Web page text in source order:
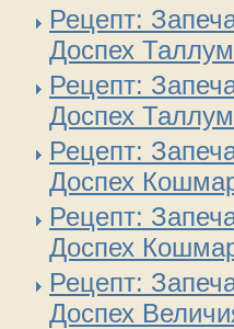
Рецепт:
Доспех
Рецепт:
Доспех
Рецепт:
Доспех
Рецепт:
Доспех
Рецепт:
Доспех